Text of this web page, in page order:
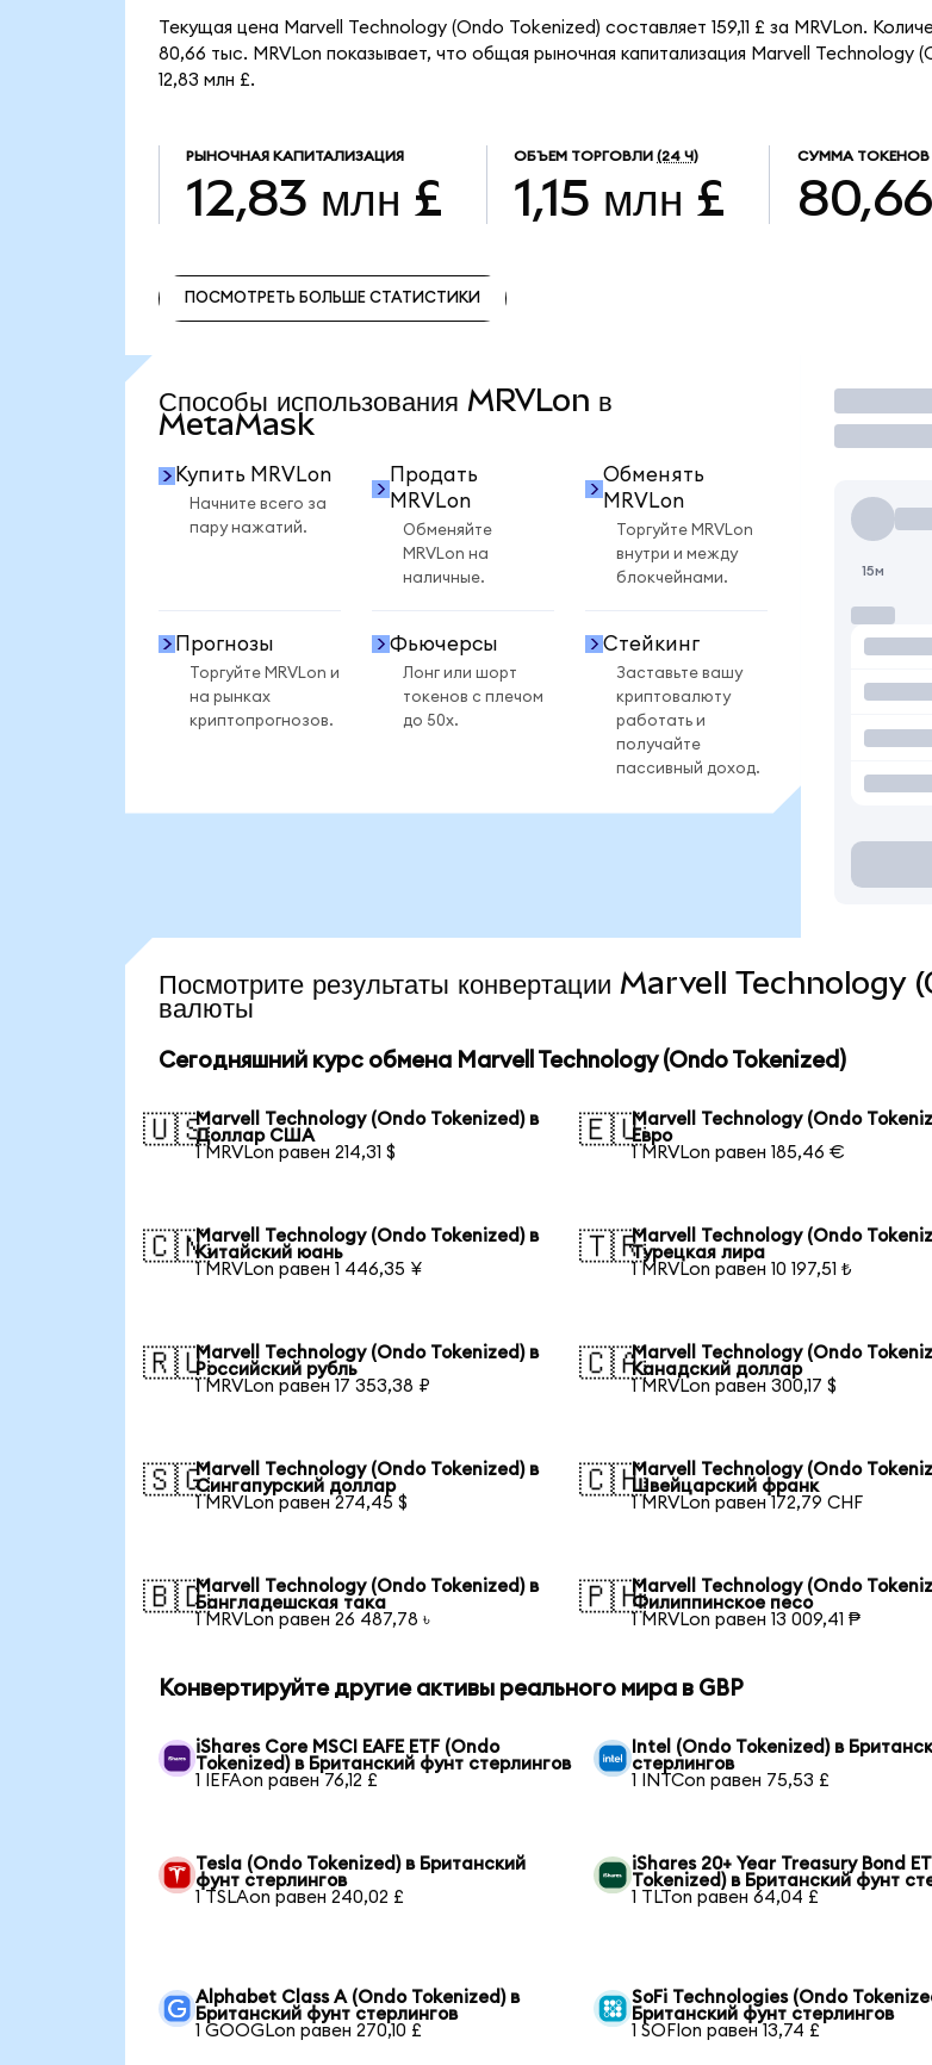
Текущая цена Marvell Technology (Ondo Tokenized) составляет 159,11 £ за MRVLon.
80,66 тыс. MRVLon показывает, что общая рыночная капитализация Marvell Technology
12,83 млн £.
РЫНОЧНАЯ КАПИТАЛИЗАЦИЯ
12,83 млн £
ОБЪЕМ ТОРГОВЛИ (24 Ч)
1,15 млн £
СУММА ТОКЕНОВ
ПОСМОТРЕТЬ БОЛЬШЕ СТАТИСТИКИ
Способы использования MRVLon в
MetaMask
Купить MRVLon
Начните всего за
пару нажатий.
Продать
MRVLon
Обменяйте
MRVLon на
наличные.
Обменять
MRVLon
Торгуйте MRVLon
внутри и между
блокчейнами.
Прогнозы
Торгуйте MRVLon и
на рынках
криптопрогнозов.
Фьючерсы
Лонг или шорт
токенов с плечом
до 50x.
Стейкинг
Заставьте вашу
криптовалюту
работать и
получайте
пассивный доход.
15м
Посмотрите результаты конвертации Marvell
валюты
Сегодняшний курс обмена Marvell Technology (Ondo Tokenized)
🇺🇸Marvell Technology (Ondo Tokenized) в
Доллар США
1 MRVLon равен 214,31 $
🇪🇺Marvell Technology (Ondo
Евро
1 MRVLon равен 185,46 €
🇨🇳Marvell Technology (Ondo Tokenized) в
Китайский юань
1 MRVLon равен 1 446,35 ¥
🇹🇷Marvell Technology (Ondo
Турецкая лира
1 MRVLon равен 10 197,51 ₺
🇷🇺Marvell Technology (Ondo Tokenized) в
Российский рубль
1 MRVLon равен 17 353,38 ₽
🇨🇦Marvell Technology (Ondo
Канадский доллар
1 MRVLon равен 300,17 $
🇸🇬Marvell Technology (Ondo Tokenized) в
Сингапурский доллар
1 MRVLon равен 274,45 $
🇨🇭Marvell Technology (Ondo
Швейцарский франк
1 MRVLon равен 172,79 CHF
🇧🇩Marvell Technology (Ondo Tokenized) в
Бангладешская така
1 MRVLon равен 26 487,78 ৳
🇵🇭Marvell Technology (Ondo
Филиппинское песо
1 MRVLon равен 13 009,41 ₱
Конвертируйте другие активы реального мира в GBP
iShares Core MSCI EAFE ETF (Ondo
Tokenized) в Британский фунт стерлингов
1 IEFAon равен 76,12 £
Intel (Ondo Tokenized) в
стерлингов
1 INTCon равен 75,53 £
Tesla (Ondo Tokenized) в Британский
фунт стерлингов
1 TSLAon равен 240,02 £
iShares 20+ Year Treasury Bond
Tokenized) в Британский фунт
1 TLTon равен 64,04 £
Alphabet Class A (Ondo Tokenized) в
Британский фунт стерлингов
1 GOOGLon равен 270,10 £
SoFi Technologies (Ondo
Британский фунт стерлингов
1 SOFIon равен 13,74 £